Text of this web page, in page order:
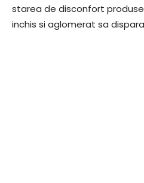
starea de disconfort
inchis si aglomerat sa